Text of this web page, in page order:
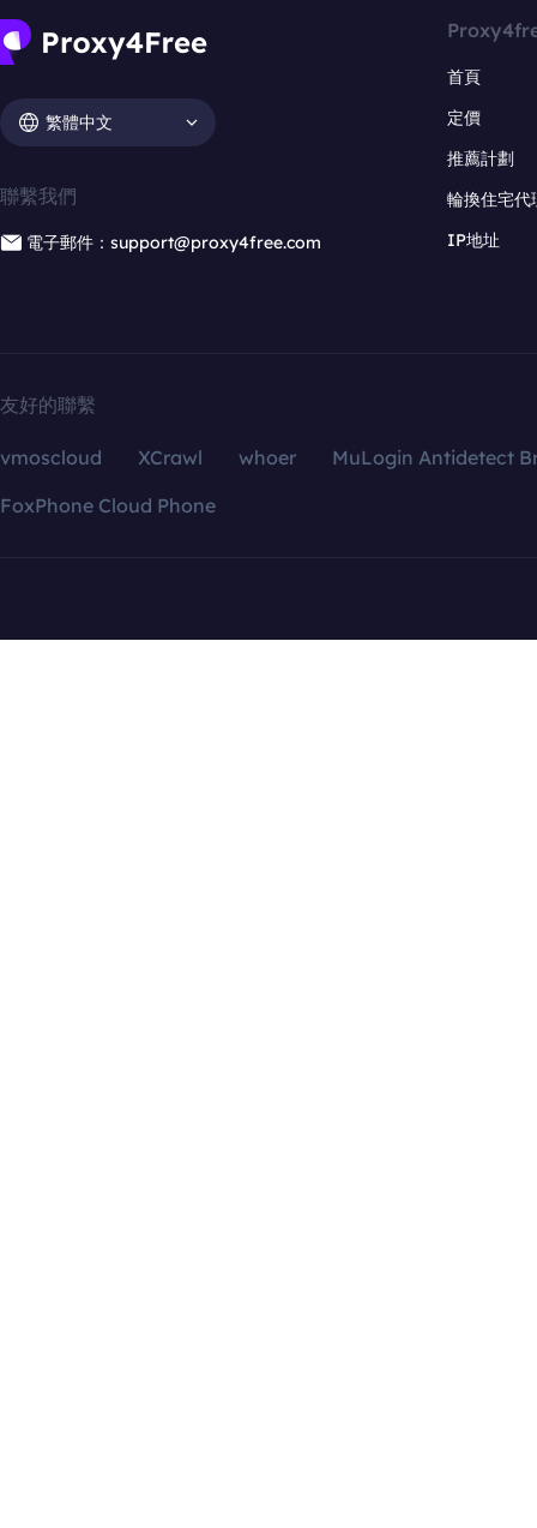
繁體中文
聯繫我們
電子郵件：support@proxy4free.com
首頁
定價
推薦計劃
輪換住宅代
IP地址
友好的聯繫
vmoscloud XCrawl whoer
MuLogin Antidetect
FoxPhone Cloud Phone